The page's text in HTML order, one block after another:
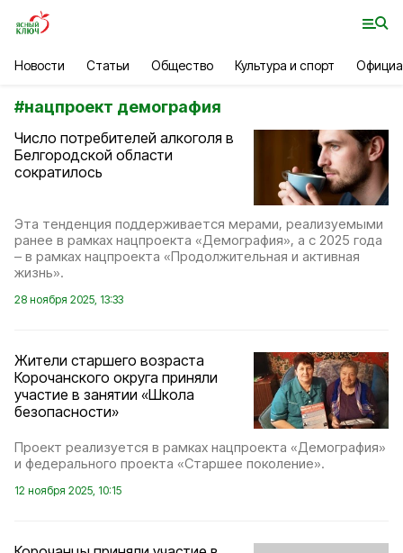
Новости Статьи Общество Культура и спорт
#нацпроект демография
Число потребителей алкоголя в
Белгородской области
сократилось
Эта тенденция поддерживается мерами, реализуемыми
ранее в рамках нацпроекта «Демография», а с 2025 года
– в рамках нацпроекта «Продолжительная и активная
жизнь».
28 ноября 2025, 13:33
Жители старшего возраста
Корочанского округа приняли
участие в занятии «Школа
безопасности»
Проект реализуется в рамках нацпроекта «Демография»
и федерального проекта «Старшее поколение».
12 ноября 2025, 10:15